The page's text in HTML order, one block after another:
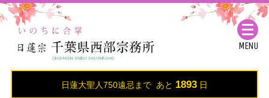
MENU
日蓮大聖人750遠忌まで あと 1893 日